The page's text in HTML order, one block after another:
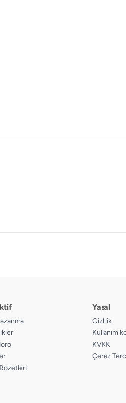
Rozetleri
Yasal
Gizlilik
Kullanım
KVKK
Çerez